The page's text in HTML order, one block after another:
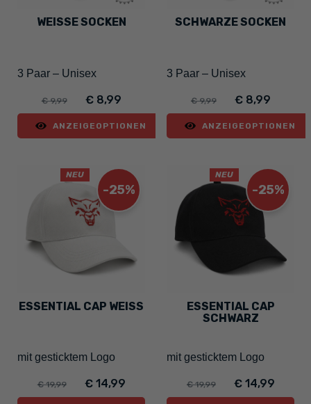
WEISSE SOCKEN
3 Paar – Unisex
€ 9,99 € 8,99
ANZEIGEOPTIONEN
SCHWARZE SOCKEN
3 Paar – Unisex
€ 9,99 € 8,99
ANZEIGEOPTIONEN
-25%
NEU
ESSENTIAL CAP WEISS
mit gesticktem Logo
€ 19,99 € 14,99
-25%
NEU
ESSENTIAL CAP
SCHWARZ
mit gesticktem Logo
€ 19,99 € 14,99